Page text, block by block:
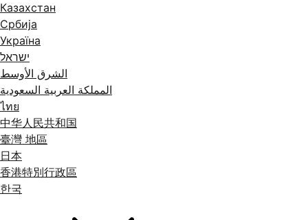
Казахстан
Србија
Україна
ישראל
الشرق الأوسط
المملكة العربية السعودية
ไทย
中华人民共和国
臺灣 地區
日本
香港特別行政區
한국